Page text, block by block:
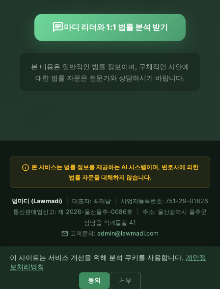
chat마디 리더와 1:1 법률 분석 받기
본 내용은 일반적인 법률 정보이며, 구체적인 사안에
대한 법률 자문은 전문가와 상담하시기 바랍니다.
이 사이트는 서비스 개선을 위해 분석 쿠키를 사용합니다. 개인정
보처리방침
동의 거부
info 본 서비스는 법률 정보를 제공하는 AI 시스템이며, 변호사에 의한
법률 자문을 대체하지 않습니다.
법마디 (Lawmadi) 대표자: 최재남
사업자등록번호: 751-29-01826
통신판매업신고: 제 2026-울산울주-0086호
주소: 울산광역시 울주군
삼남읍 작괘들길 41
mail 고객문의: admin@lawmadi.com
모든 코드는 Claude Fable이 설계·검증 운용 · 현재 Fable 5 가동 중
© 2026 법마디 Lawmadi. All rights reserved.